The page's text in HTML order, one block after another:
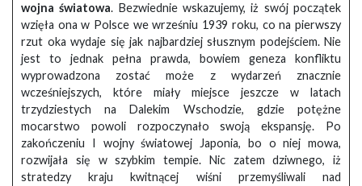
wojna światowa. Bezwiednie wskazujemy, iż swój początek
wzięła ona w Polsce we wrześniu 1939 roku, co na pierwszy
rzut oka wydaje się jak najbardziej słusznym podejściem. Nie
jest to jednak pełna prawda, bowiem geneza konfliktu
wyprowadzona zostać może z wydarzeń znacznie
wcześniejszych, które miały miejsce jeszcze w latach
trzydziestych na Dalekim Wschodzie, gdzie potężne
mocarstwo powoli rozpoczynało swoją ekspansję. Po
zakończeniu I wojny światowej Japonia, bo o niej mowa,
rozwijała się w szybkim tempie. Nic zatem dziwnego, iż
stratedzy kraju kwitnącej wiśni przemyśliwali nad